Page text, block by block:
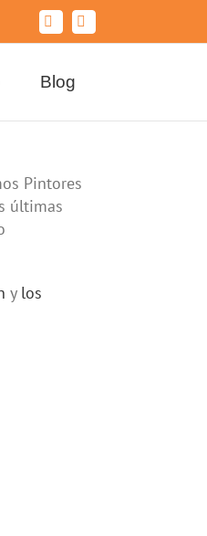
Facebook
Blog
Pintores
últimas
y los